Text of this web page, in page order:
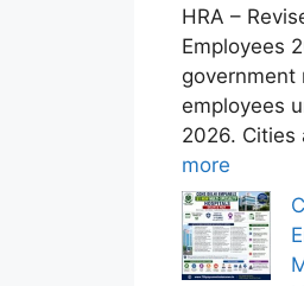
HRA –
Employees
government
employees
2026. Cities
more